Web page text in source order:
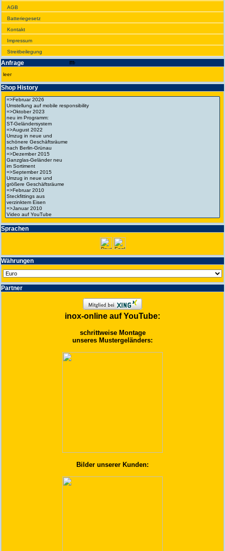
AGB
Batte­rie­gesetz
Kontakt
Impres­sum
Streit­bei­legung
Anfrage
leer
Shop History
Spra­chen
Wäh­run­gen
Partner
inox-online auf YouTube:
schrittweise Montage
unseres Mustergeländers:
Bilder unserer Kunden: